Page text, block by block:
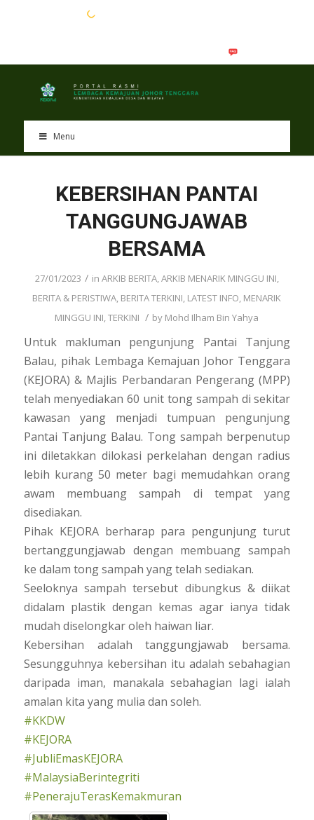
Menu
KEBERSIHAN PANTAI
TANGGUNGJAWAB
BERSAMA
27/01/2023 / in ARKIB BERITA,ARKIB MENARIK MINGGU INI,
BERITA & PERISTIWA, BERITA TERKINI, LATEST INFO, MENARIK
MINGGU INI,TERKINI / by Mohd Ilham Bin Yahya
Untuk makluman pengunjung Pantai Tanjung
Balau, pihak Lembaga Kemajuan Johor Tenggara
(KEJORA) & Majlis Perbandaran Pengerang (MPP)
telah menyediakan 60 unit tong sampah di sekitar
kawasan yang menjadi tumpuan pengunjung
Pantai Tanjung Balau. Tong sampah berpenutup
ini diletakkan dilokasi perkelahan dengan radius
lebih kurang 50 meter bagi memudahkan orang
awam membuang sampah di tempat yang
disediakan.
Pihak KEJORA berharap para pengunjung turut
bertanggungjawab dengan membuang sampah
ke dalam tong sampah yang telah sediakan.
Seeloknya sampah tersebut dibungkus & diikat
didalam plastik dengan kemas agar ianya tidak
mudah diselongkar oleh haiwan liar.
Kebersihan adalah tanggungjawab bersama.
Sesungguhnya kebersihan itu adalah sebahagian
daripada iman, manakala sebahagian lagi ialah
amalan kita yang mulia dan soleh.
#KKDW
#KEJORA
#JubliEmasKEJORA
#MalaysiaBerintegriti
#PenerajuTerasKemakmuran